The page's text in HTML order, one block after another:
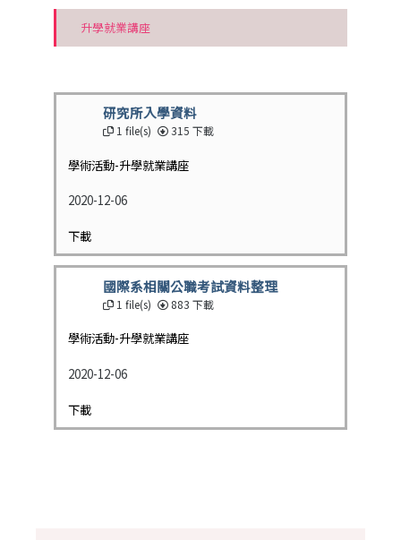
升學就業講座
研究所入學資料
1 file(s) 315 下載
學術活動-升學就業講座
2020-12-06
下載
國際系相關公職考試資料整理
1 file(s) 883 下載
學術活動-升學就業講座
2020-12-06
下載